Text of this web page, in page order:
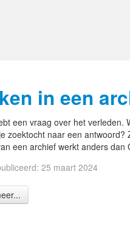
in een
een vraag over het verleden.
zoektocht naar een antwoord?
een archief werkt anders dan
25 maart 2024